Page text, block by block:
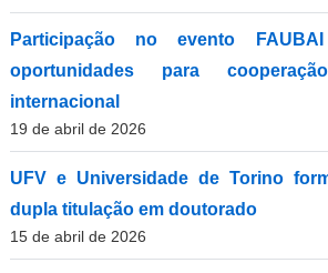
Participação no evento
oportunidades para
internacional
19 de abril de 2026
UFV e Universidade de Torino
dupla titulação em doutorado
15 de abril de 2026